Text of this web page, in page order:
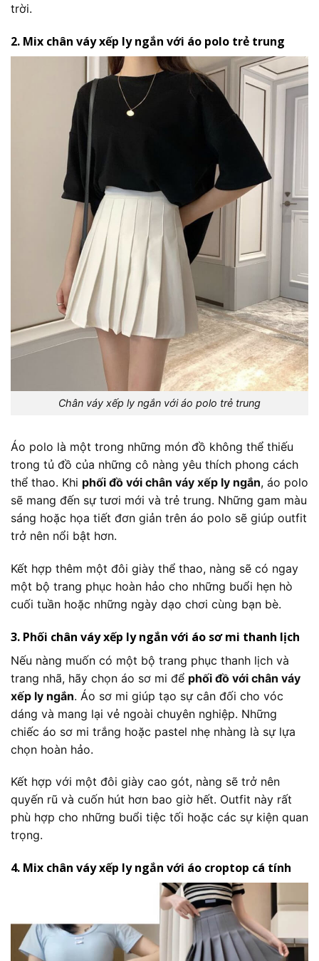
trời.
2. Mix chân váy xếp ly ngắn với áo polo trẻ trung
Chân váy xếp ly ngắn với áo polo trẻ trung
Áo polo là một trong những món đồ không thể thiếu
trong tủ đồ của những cô nàng yêu thích phong cách
thể thao. Khi phối đồ với chân váy xếp ly ngắn, áo polo
sẽ mang đến sự tươi mới và trẻ trung. Những gam màu
sáng hoặc họa tiết đơn giản trên áo polo sẽ giúp outfit
trở nên nổi bật hơn.
Kết hợp thêm một đôi giày thể thao, nàng sẽ có ngay
một bộ trang phục hoàn hảo cho những buổi hẹn hò
cuối tuần hoặc những ngày dạo chơi cùng bạn bè.
3. Phối chân váy xếp ly ngắn với áo sơ mi thanh lịch
Nếu nàng muốn có một bộ trang phục thanh lịch và
trang nhã, hãy chọn áo sơ mi để phối đồ với chân váy
xếp ly ngắn. Áo sơ mi giúp tạo sự cân đối cho vóc
dáng và mang lại vẻ ngoài chuyên nghiệp. Những
chiếc áo sơ mi trắng hoặc pastel nhẹ nhàng là sự lựa
chọn hoàn hảo.
Kết hợp với một đôi giày cao gót, nàng sẽ trở nên
quyến rũ và cuốn hút hơn bao giờ hết. Outfit này rất
phù hợp cho những buổi tiệc tối hoặc các sự kiện quan
trọng.
4. Mix chân váy xếp ly ngắn với áo croptop cá tính